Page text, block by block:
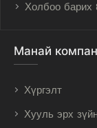
Холбоо барих
Манай
Хүргэлт
Хууль эрх